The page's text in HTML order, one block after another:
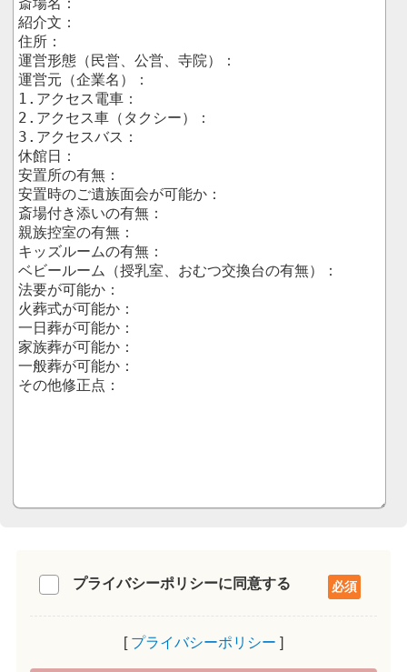
プライバシーポリシーに同意する
プライバシーポリシー